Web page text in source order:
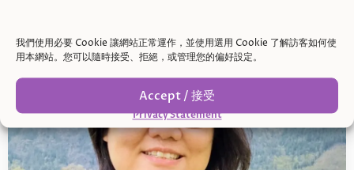
我們使用必要 Cookie 讓網站正常運作，並使用選用 Cookie 了解訪客如何使
用本網站。您可以隨時接受、拒絕，或管理您的偏好設定。
Accept / 接受
Privacy Statement